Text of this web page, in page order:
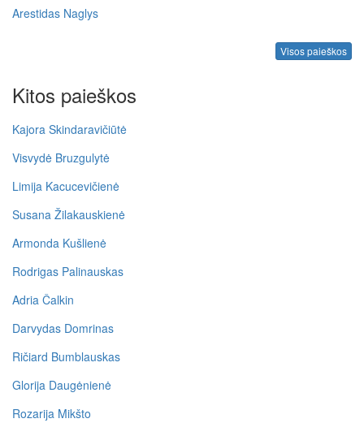
Arestidas Naglys
Visos paieškos
Kitos paieškos
Kajora Skindaravičiūtė
Visvydė Bruzgulytė
Limija Kacucevičienė
Susana Žilakauskienė
Armonda Kušlienė
Rodrigas Palinauskas
Adria Čalkin
Darvydas Domrinas
Ričiard Bumblauskas
Glorija Daugėnienė
Rozarija Mikšto